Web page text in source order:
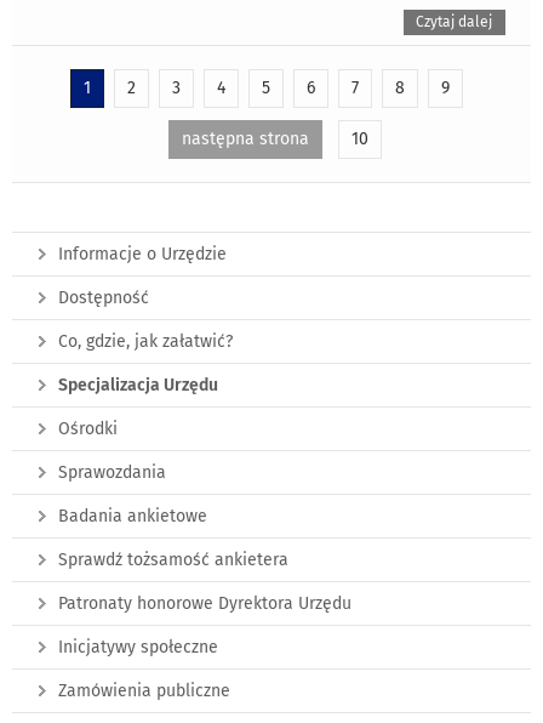
Czytaj dalej
1 2 3 4 5 6 7 8 9
następna strona 10
Informacje o Urzędzie
Dostępność
Co, gdzie, jak załatwić?
Specjalizacja Urzędu
Ośrodki
Sprawozdania
Badania ankietowe
Sprawdź tożsamość ankietera
Patronaty honorowe Dyrektora Urzędu
Inicjatywy społeczne
Zamówienia publiczne